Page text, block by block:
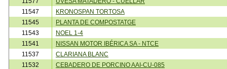
11547
KRONOSPAN TORTOSA
11545
PLANTA DE COMPOSTATGE
11543
NOEL 1-4
11541
NISSAN MOTOR IBÉRICA SA - NTCE
11537
CLARIANA BLANC
11532
CEBADERO DE PORCINO AAI-CU-085